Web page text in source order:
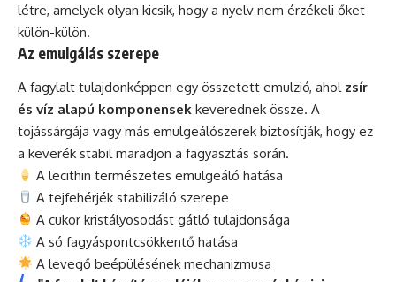
létre, amelyek olyan kicsik, hogy a nyelv nem érzékeli őket
külön-külön.
Az emulgálás szerepe
A fagylalt tulajdonképpen egy összetett emulzió, ahol zsír
és víz alapú komponensek keverednek össze. A
tojássárgája vagy más emulgeálószerek biztosítják, hogy ez
a keverék stabil maradjon a fagyasztás során.
A lecithin természetes emulgeáló hatása
A tejfehérjék stabilizáló szerepe
A cukor kristályosodást gátló tulajdonsága
A só fagyáspontcsökkentő hatása
A levegő beépülésének mechanizmusa